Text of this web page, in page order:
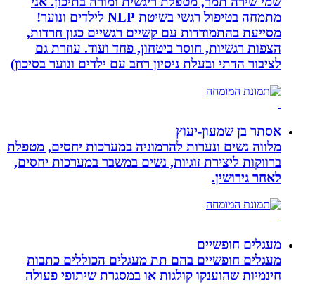
מתמחה בטיפול רגשי בשיטת NLP לילדים ונוער!
מסייעת בהתמודדות עם קשיים רגשיים כגון חרדות,
הצפות רגשיות, חוסר ביטחון, פחד ועוד. עוזרת גם
לציבור הדתי ובעלת ניסיון רחב עם ילדים ונוער בסיכון)
אסתר בן שמעון-יעוץ
מלווה נשים ונערות להרמוניה במערכות יחסים, מטפלת
ברווקות ליצירת זוגיות, נשים במשבר במערכות יחסים,
לאחר גירושין.
מעגלים חופשיים
מעגלים חופשיים בהם תת מעגלים הכוללים כתבות
חינמיות שהוענקו קולגות או במסגרת שיתופי פעולה